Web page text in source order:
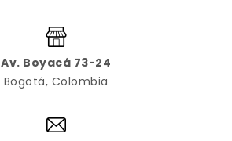
Av. Boyacá 73-24
Bogotá, Colombia